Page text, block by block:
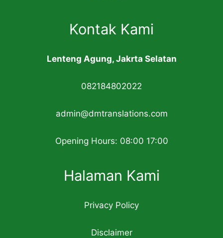
Kontak Kami
Lenteng Agung, Jakrta Selatan
082184802022
admin@dmtranslations.com
Opening Hours: 08:00 17:00
Halaman Kami
Privacy Policy
Disclaimer